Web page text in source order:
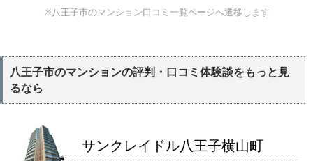
※八王子市のマンション口コミ一覧ページへ遷移します
八王子市のマンションの評判・口コミ体験談をもっと見
るなら
サンクレイドル八王子横山町